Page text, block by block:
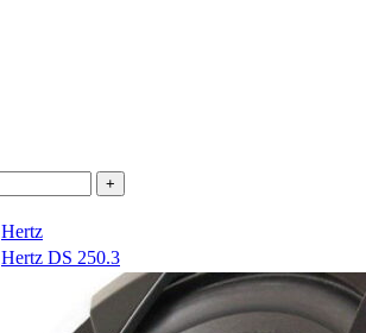
Hertz
Hertz DS 250.3